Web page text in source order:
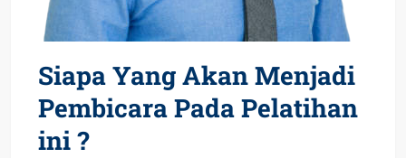
Siapa Yang Akan Menjadi
Pembicara Pada Pelatihan
ini ?